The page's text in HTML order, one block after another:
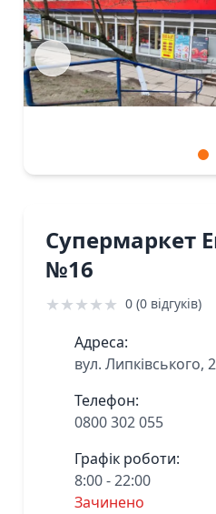
Супермаркет
№16
★★★★★ 0 (0 відгуків)
Адреса:
вул. Липківського,
Телефон:
0800 302 055
Графік роботи:
8:00 - 22:00
Зачинено